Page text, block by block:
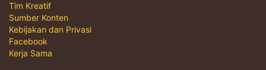
Tim Kreatif
Sumber Konten
Kebijakan dan Privasi
Facebook
Kerja Sama